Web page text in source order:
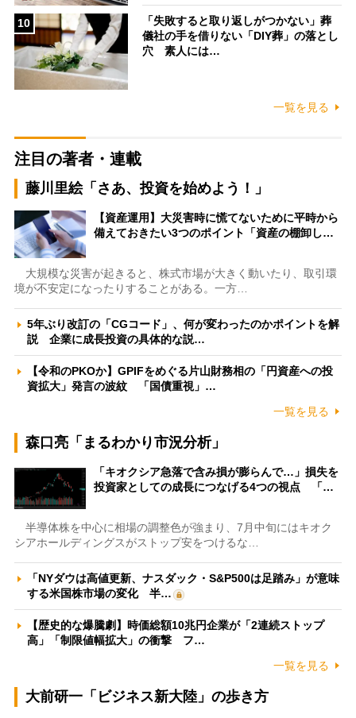
10
「失敗すると取り返しがつかない」葬
儀社の手を借りない「DIY葬」の落とし
穴 素人には…
一覧を見る
注目の著者・連載
藤川里絵「さあ、投資を始めよう！」
【資産運用】大災害時に慌てないために平時から
備えておきたい3つのポイント「資産の棚卸し…
大規模な災害が起きると、株式市場が大きく動いたり、取引環
境が不安定になったりすることがある。一方…
5年ぶり改訂の「CGコード」、何が変わったのかポイントを解
説 企業に成長投資の具体的な説…
【令和のPKOか】GPIFをめぐる片山財務相の「円資産への投
資拡大」発言の波紋 「国債重視」…
一覧を見る
森口亮「まるわかり市況分析」
「キオクシア急落で含み損が膨らんで…」損失を
投資家としての成長につなげる4つの視点 「…
半導体株を中心に相場の調整色が強まり、7月中旬にはキオク
シアホールディングスがストップ安をつけるな…
「NYダウは高値更新、ナスダック・S&P500は足踏み」が意味
する米国株市場の変化 半…
【歴史的な爆騰劇】時価総額10兆円企業が「2連続ストップ
高」「制限値幅拡大」の衝撃 フ…
一覧を見る
大前研一「ビジネス新大陸」の歩き方